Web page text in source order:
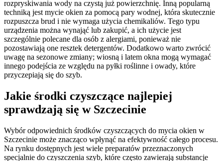
rozpryskiwania wody na czystą już powierzchnię. Inną popularną
techniką jest mycie okien za pomocą pary wodnej, która skutecznie
rozpuszcza brud i nie wymaga użycia chemikaliów. Tego typu
urządzenia można wynająć lub zakupić, a ich użycie jest
szczególnie polecane dla osób z alergiami, ponieważ nie
pozostawiają one resztek detergentów. Dodatkowo warto zwrócić
uwagę na sezonowe zmiany; wiosną i latem okna mogą wymagać
innego podejścia ze względu na pyłki roślinne i owady, które
przyczepiają się do szyb.
Jakie środki czyszczące najlepiej
sprawdzają się w Szczecinie
Wybór odpowiednich środków czyszczących do mycia okien w
Szczecinie może znacząco wpłynąć na efektywność całego procesu.
Na rynku dostępnych jest wiele preparatów przeznaczonych
specjalnie do czyszczenia szyb, które często zawierają substancje